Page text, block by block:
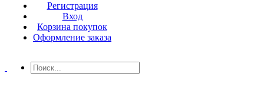
Регистрация
Вход
Корзина покупок
Оформление заказа